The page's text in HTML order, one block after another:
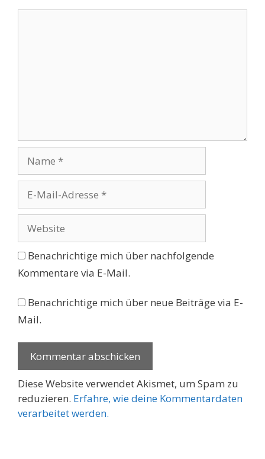
Mail-
Adresse
Benachrichtige mich über nachfolgende
Kommentare via E-Mail.
Benachrichtige mich über neue Beiträge via E-
Mail.
Diese Website verwendet Akismet, um Spam zu
reduzieren. Erfahre, wie deine Kommentardaten
verarbeitet werden.